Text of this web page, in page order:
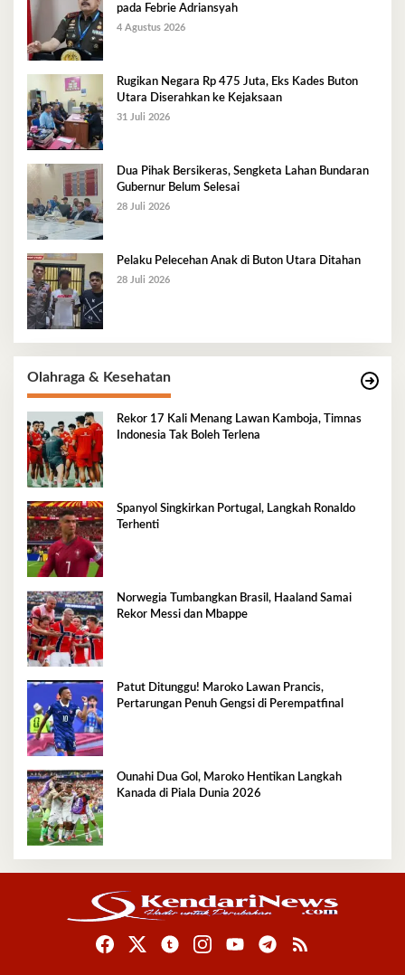
pada Febrie Adriansyah
4 Agustus 2026
Rugikan Negara Rp 475 Juta, Eks Kades Buton
Utara Diserahkan ke Kejaksaan
31 Juli 2026
Dua Pihak Bersikeras, Sengketa Lahan Bundaran
Gubernur Belum Selesai
28 Juli 2026
Pelaku Pelecehan Anak di Buton Utara Ditahan
28 Juli 2026
Olahraga & Kesehatan
Rekor 17 Kali Menang Lawan Kamboja, Timnas
Indonesia Tak Boleh Terlena
Spanyol Singkirkan Portugal, Langkah Ronaldo
Terhenti
Norwegia Tumbangkan Brasil, Haaland Samai
Rekor Messi dan Mbappe
Patut Ditunggu! Maroko Lawan Prancis,
Pertarungan Penuh Gengsi di Perempatfinal
Ounahi Dua Gol, Maroko Hentikan Langkah
Kanada di Piala Dunia 2026